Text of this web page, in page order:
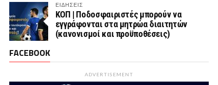
ΕΙΔΗΣΕΙΣ
ΚΟΠ | Ποδοσφαιριστές μπορούν να
εγγράφονται στα μητρώα διαιτητών
(κανονισμοί και προϋποθέσεις)
FACEBOOK
ADVERTISEMENT